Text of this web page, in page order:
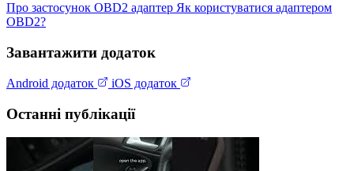
Про застосунок OBD2 адаптер Як користуватися адаптером
OBD2?
Завантажити додаток
Android додаток iOS додаток
Останні публікації